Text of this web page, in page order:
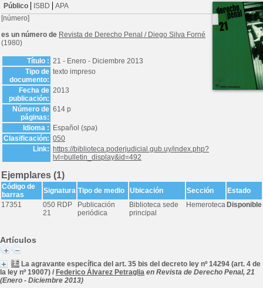
Público
ISBD
APA
[número]
es un número de Revista de Derecho Penal / Diego Silva Forné
(1980)
Título : 21 - Enero - Diciembre 2013
Tipo de
documento:
texto impreso
Fecha de
publicación:
2013
Número de
páginas:
614 p
Idioma : Español (spa)
Clasificación: 050
Link:
https://biblioteca.poderjudicial.gub.uy/index.php?
lvl=bulletin_display&id=492
Ejemplares (1)
Código de
barras
Signatura Tipo de medio Ubicación Sección
Estado
17351
050 RDP
21
Publicación
periódica
Biblioteca sede
principal
Hemeroteca Disponible
Artículos
La agravante específica del art. 35 bis del decreto ley nº 14294 (art. 4 de
la ley nº 19007) / Federico Álvarez Petraglia en Revista de Derecho Penal, 21
(Enero - Diciembre 2013)